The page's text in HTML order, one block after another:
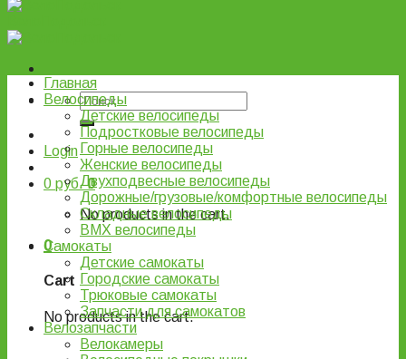
Login
0 руб. 0
No products in the cart.
0
Cart
No products in the cart.
Главная
Велосипеды
Детские велосипеды
Подростковые велосипеды
Горные велосипеды
Женские велосипеды
Двухподвесные велосипеды
Дорожные/грузовые/комфортные велосипеды
Складные велосипеды
BMX велосипеды
Самокаты
Детские самокаты
Городские самокаты
Трюковые самокаты
Запчасти для самокатов
Велозапчасти
Велокамеры